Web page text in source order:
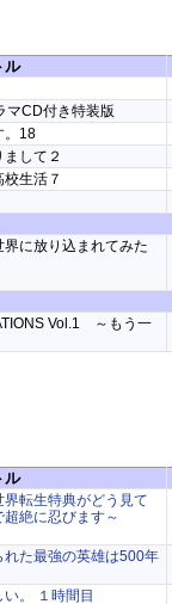
ル
CD付き特装版
。18
して２
生活７
に放り込まれてみた
Vol.1 ～もう一
ル
転生特典がどう見て
絶に忍びます～
た最強の英雄は500年
。 １時間目